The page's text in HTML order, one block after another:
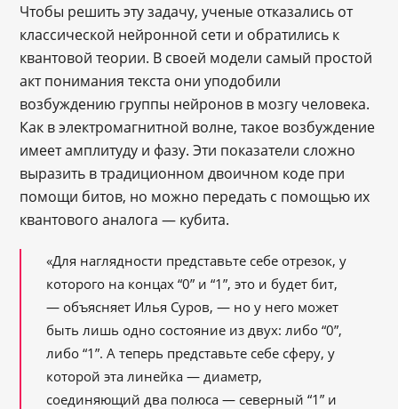
Чтобы решить эту задачу, ученые отказались от
классической нейронной сети и обратились к
квантовой теории. В своей модели самый простой
акт понимания текста они уподобили
возбуждению группы нейронов в мозгу человека.
Как в электромагнитной волне, такое возбуждение
имеет амплитуду и фазу. Эти показатели сложно
выразить в традиционном двоичном коде при
помощи битов, но можно передать с помощью их
квантового аналога — кубита.
«Для наглядности представьте себе отрезок, у
которого на концах “0” и “1”, это и будет бит,
— объясняет Илья Суров, — но у него может
быть лишь одно состояние из двух: либо “0”,
либо “1”. А теперь представьте себе сферу, у
которой эта линейка — диаметр,
соединяющий два полюса — северный “1” и